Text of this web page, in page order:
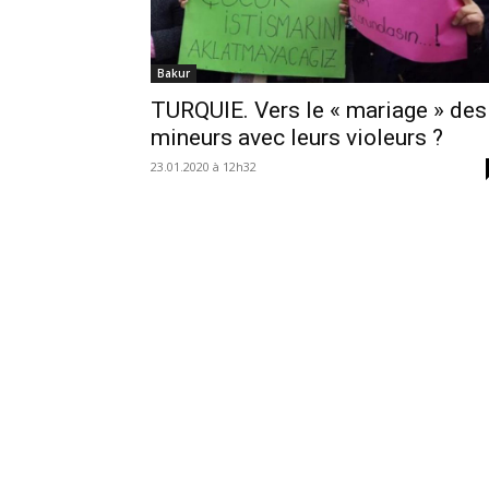
Bakur
TURQUIE. Vers le « mariage » des
mineurs avec leurs violeurs ?
23.01.2020 à 12h32